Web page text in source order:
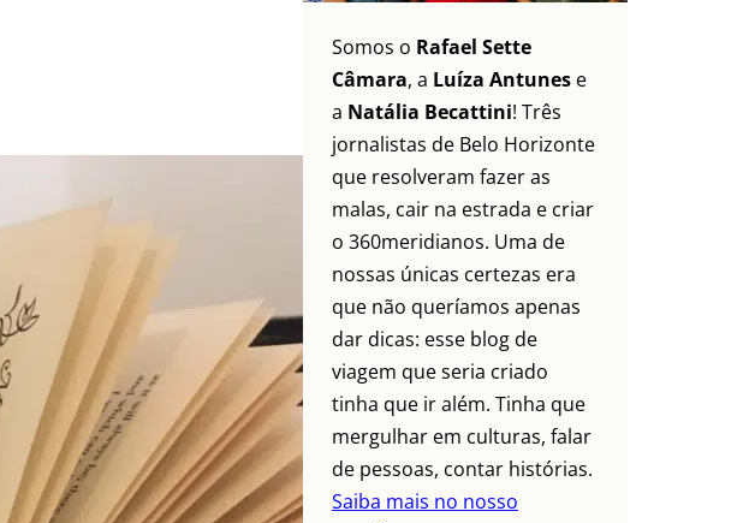
Somos o Rafael Sette
Câmara, a Luíza Antunes e
a Natália Becattini! Três
jornalistas de Belo Horizonte
que resolveram fazer as
malas, cair na estrada e criar
o 360meridianos. Uma de
nossas únicas certezas era
que não queríamos apenas
dar dicas: esse blog de
viagem que seria criado
tinha que ir além. Tinha que
mergulhar em culturas, falar
de pessoas, contar histórias.
Saiba mais no nosso